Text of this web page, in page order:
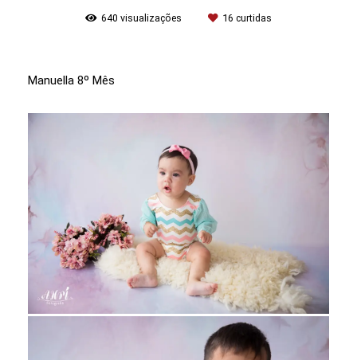
640 visualizações 16 curtidas
Manuella 8º Mês